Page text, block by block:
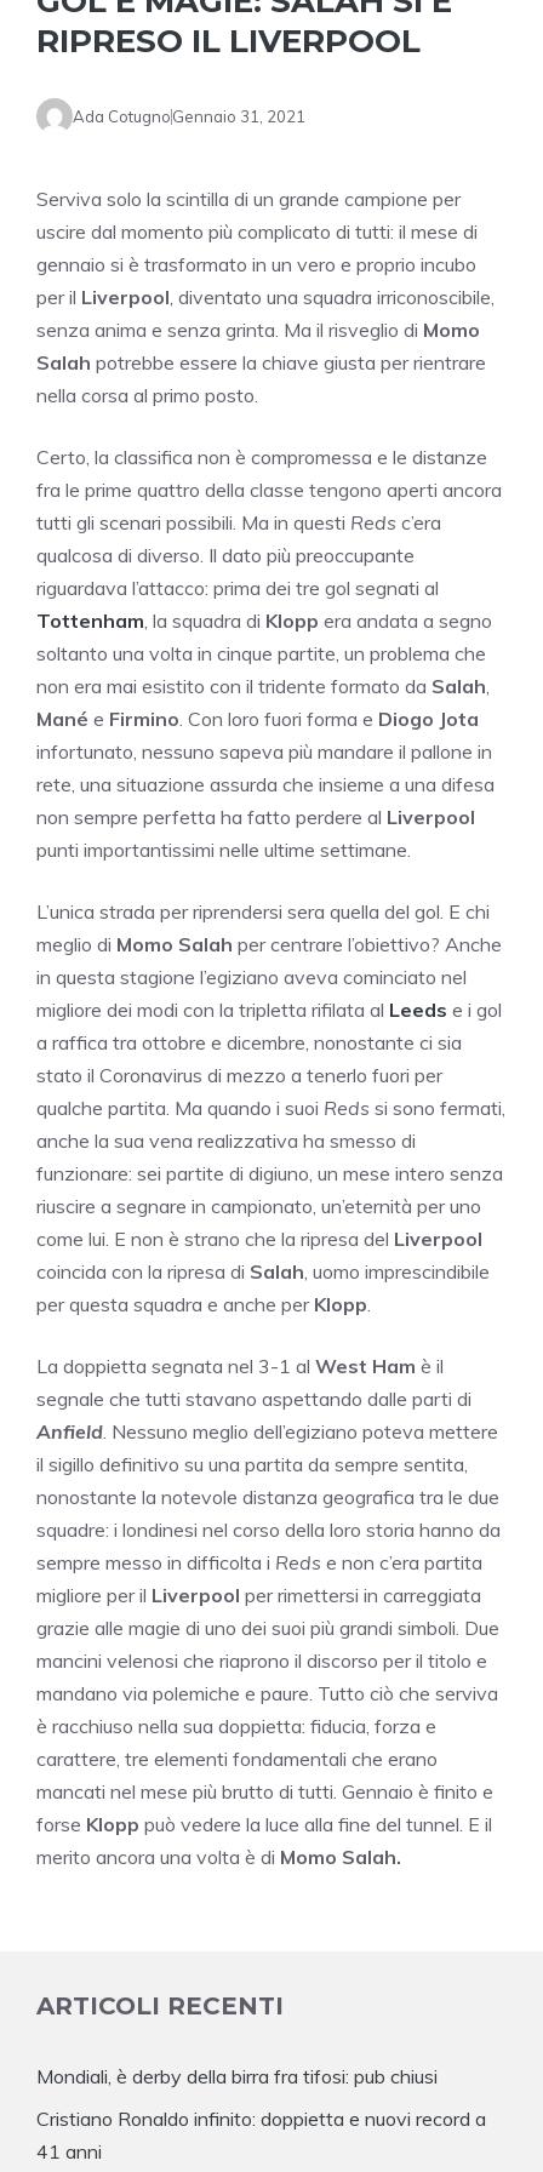
RIPRESO IL LIVERPOOL
Ada CotugnoGennaio 31, 2021
Serviva solo la scintilla di un grande campione per
uscire dal momento più complicato di tutti: il mese di
gennaio si è trasformato in un vero e proprio incubo
per il Liverpool, diventato una squadra irriconoscibile,
senza anima e senza grinta. Ma il risveglio di Momo
Salah potrebbe essere la chiave giusta per rientrare
nella corsa al primo posto.
Certo, la classifica non è compromessa e le distanze
fra le prime quattro della classe tengono aperti ancora
tutti gli scenari possibili. Ma in questi Reds c’era
qualcosa di diverso. Il dato più preoccupante
riguardava l’attacco: prima dei tre gol segnati al
Tottenham, la squadra di Klopp era andata a segno
soltanto una volta in cinque partite, un problema che
non era mai esistito con il tridente formato da Salah,
Mané e Firmino. Con loro fuori forma e Diogo Jota
infortunato, nessuno sapeva più mandare il pallone in
rete, una situazione assurda che insieme a una difesa
non sempre perfetta ha fatto perdere al Liverpool
punti importantissimi nelle ultime settimane.
L’unica strada per riprendersi sera quella del gol. E chi
meglio di Momo Salah per centrare l’obiettivo? Anche
in questa stagione l’egiziano aveva cominciato nel
migliore dei modi con la tripletta rifilata al Leeds e i gol
a raffica tra ottobre e dicembre, nonostante ci sia
stato il Coronavirus di mezzo a tenerlo fuori per
qualche partita. Ma quando i suoi Reds si sono fermati,
anche la sua vena realizzativa ha smesso di
funzionare: sei partite di digiuno, un mese intero senza
riuscire a segnare in campionato, un’eternità per uno
come lui. E non è strano che la ripresa del Liverpool
coincida con la ripresa di Salah, uomo imprescindibile
per questa squadra e anche per Klopp.
La doppietta segnata nel 3-1 al West Ham è il
segnale che tutti stavano aspettando dalle parti di
Anfield. Nessuno meglio dell’egiziano poteva mettere
il sigillo definitivo su una partita da sempre sentita,
nonostante la notevole distanza geografica tra le due
squadre: i londinesi nel corso della loro storia hanno da
sempre messo in difficolta i Reds e non c’era partita
migliore per il Liverpool per rimettersi in carreggiata
grazie alle magie di uno dei suoi più grandi simboli. Due
mancini velenosi che riaprono il discorso per il titolo e
mandano via polemiche e paure. Tutto ciò che serviva
è racchiuso nella sua doppietta: fiducia, forza e
carattere, tre elementi fondamentali che erano
mancati nel mese più brutto di tutti. Gennaio è finito e
forse Klopp può vedere la luce alla fine del tunnel. E il
merito ancora una volta è di Momo Salah.
ARTICOLI RECENTI
Mondiali, è derby della birra fra tifosi: pub chiusi
Cristiano Ronaldo infinito: doppietta e nuovi record a
41 anni